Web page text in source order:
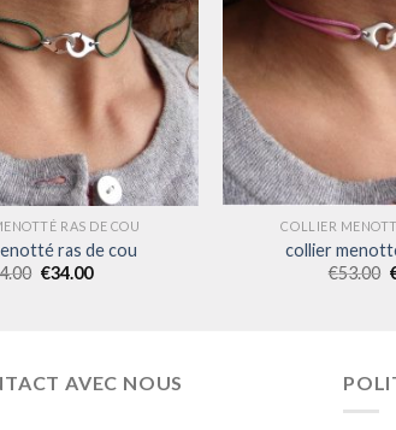
RAS DE COU
ras de cou
€34.00
COLLIER
collier
€53.00
AVEC NOUS